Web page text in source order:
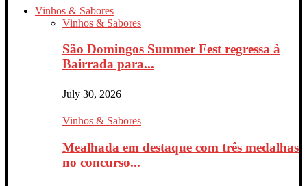
Vinhos & Sabores
Vinhos & Sabores
São Domingos Summer Fest regressa à
Bairrada para...
July 30, 2026
Vinhos & Sabores
Mealhada em destaque com três medalhas
no concurso...